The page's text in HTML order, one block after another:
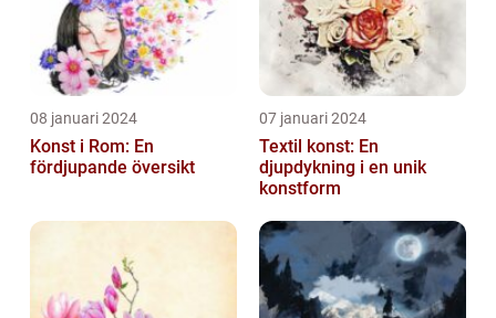
08 januari 2024
Konst i Rom: En
fördjupande översikt
07 januari 2024
Textil konst: En
djupdykning i en unik
konstform